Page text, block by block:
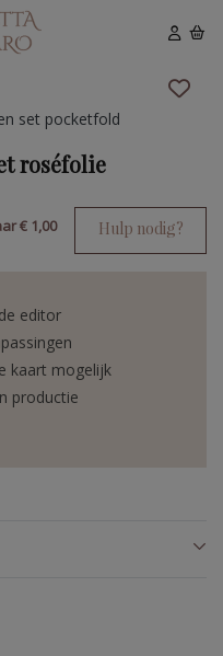
set pocketfold
roséfolie
€ 1,00 Hulp nodig?
editor
kaart mogelijk
productie